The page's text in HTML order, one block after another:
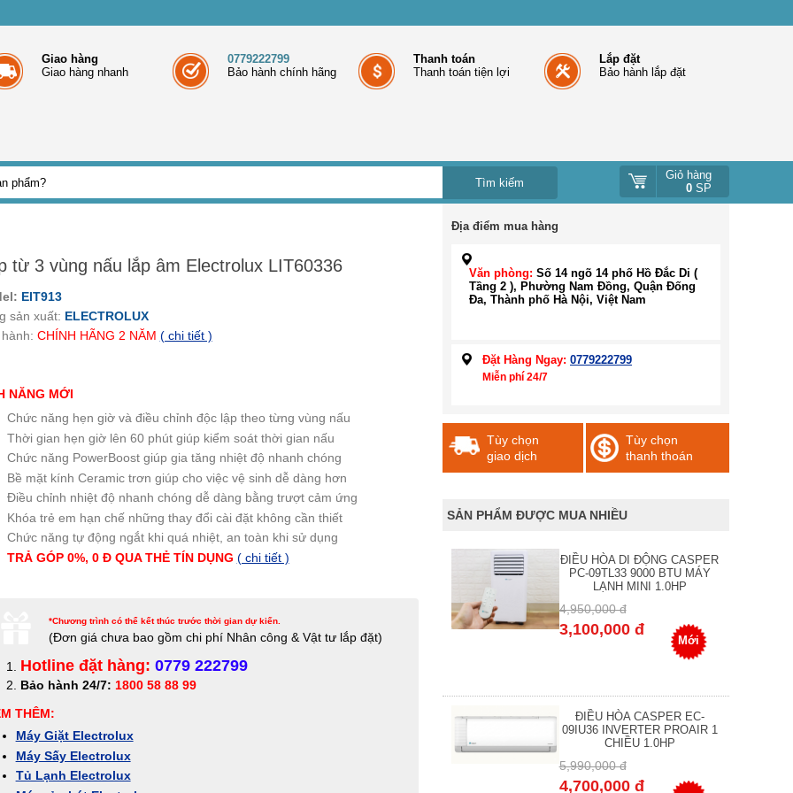
Giao hàng
Giao hàng nhanh
0779222799
Bảo hành chính hãng
Thanh toán
Thanh toán tiện lợi
Lắp đặt
Bảo hành lắp đặt
Giỏ hàng
0 SP
từ 3 vùng nấu lắp âm Electrolux LIT60336
EIT913
sản xuất: ELECTROLUX
CHÍNH HÃNG 2 NĂM ( chi tiết )
NĂNG MỚI
Chức năng hẹn giờ và điều chỉnh độc lập theo từng vùng nấu
Thời gian hẹn giờ lên 60 phút giúp kiểm soát thời gian nấu
Chức năng PowerBoost giúp gia tăng nhiệt độ nhanh chóng
Bề mặt kính Ceramic trơn giúp cho việc vệ sinh dễ dàng hơn
Điều chỉnh nhiệt độ nhanh chóng dễ dàng bằng trượt cảm ứng
Khóa trẻ em hạn chế những thay đổi cài đặt không cần thiết
Chức năng tự động ngắt khi quá nhiệt, an toàn khi sử dụng
TRẢ GÓP 0%, 0 Đ QUA THẺ TÍN DỤNG ( chi tiết )
*Chương trình có thể kết thúc trước thời gian dự kiến.
(Đơn giá chưa bao gồm chi phí Nhân công & Vật tư lắp đặt)
Hotline đặt hàng: 0779 222799
Bảo hành 24/7: 1800 58 88 99
THÊM:
Máy Giặt Electrolux
Máy Sấy Electrolux
Tủ Lạnh Electrolux
Địa điểm mua hàng
Văn phòng: Số 14 ngõ 14 phố Hồ Đắc Di (
Tầng 2 ), Phường Nam Đồng, Quận Đống
Đa, Thành phố Hà Nội, Việt Nam
Đặt Hàng Ngay: 0779222799
Miễn phí 24/7
Tùy chọn
giao dịch
Tùy chọn
thanh thoán
SẢN PHẨM ĐƯỢC MUA NHIỀU
ĐIỀU HÒA DI ĐỘNG CASPER
PC-09TL33 9000 BTU MÁY
LẠNH MINI 1.0HP
4,950,000 đ
3,100,000 đ
Mới
ĐIỀU HÒA CASPER EC-
09IU36 INVERTER PROAIR 1
CHIỀU 1.0HP
5,990,000 đ
4,700,000 đ